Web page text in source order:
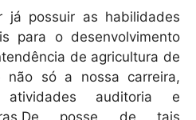
já possuir as habilidades
para o desenvolvimento
de agricultura de
não só a nossa carreira,
auditoria e
posse de tais